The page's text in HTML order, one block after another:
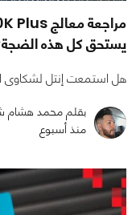
يستحق كل هذه
هل استمعت إنتل لشكاوى
بقلم محمد هشام
منذ أسبوع